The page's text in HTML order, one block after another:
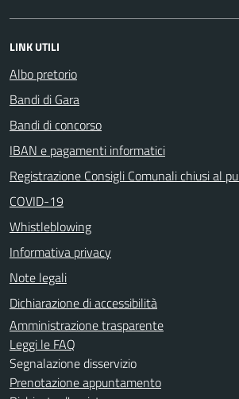
LINK UTILI
Albo pretorio
Bandi di Gara
Bandi di concorso
IBAN e pagamenti informatici
Registrazione Consigli Comunali chiusi al
COVID-19
Whistleblowing
Informativa privacy
Note legali
Dichiarazione di accessibilità
Amministrazione trasparente
Leggi le FAQ
Segnalazione disservizio
Prenotazione appuntamento